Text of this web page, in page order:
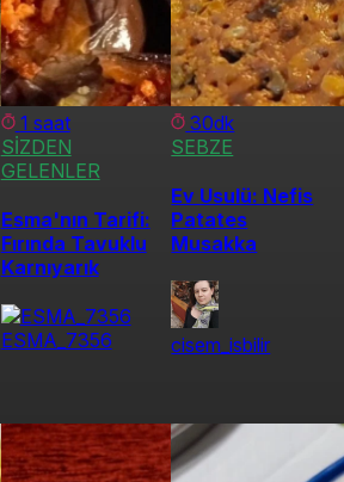
1 saat
SİZDEN
GELENLER
Esma'nın Tarifi:
Fırında Tavuklu
Karnıyarık
ESMA_7356
30dk
SEBZE
Ev Usulü: Nefis
Patates
Musakka
cisem_isbilir